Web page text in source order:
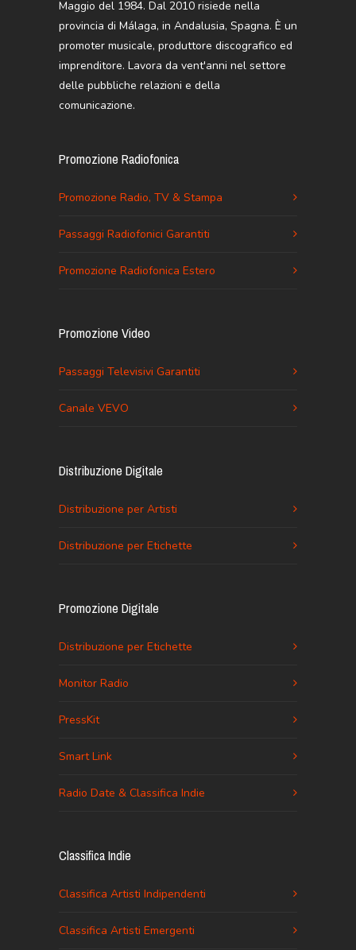
Maggio del 1984. Dal 2010 risiede nella
provincia di Málaga, in Andalusia, Spagna. È un
promoter musicale, produttore discografico ed
imprenditore. Lavora da vent'anni nel settore
delle pubbliche relazioni e della
comunicazione.
Promozione Radiofonica
Promozione Radio, TV & Stampa
Passaggi Radiofonici Garantiti
Promozione Radiofonica Estero
Promozione Video
Passaggi Televisivi Garantiti
Canale VEVO
Distribuzione Digitale
Distribuzione per Artisti
Distribuzione per Etichette
Promozione Digitale
Distribuzione per Etichette
Monitor Radio
PressKit
Smart Link
Radio Date & Classifica Indie
Classifica Indie
Classifica Artisti Indipendenti
Classifica Artisti Emergenti